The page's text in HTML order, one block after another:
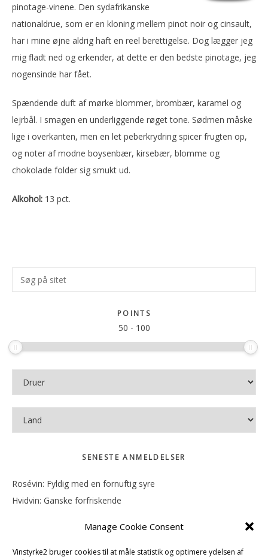
Manage Cookie Consent
Vinstyrke2 bruger cookies til at måle statistik og optimere ydelsen af
pinotage-vinene. Den sydafrikanske
nationaldrue, som er en kloning mellem pinot noir og cinsault,
har i mine øjne aldrig haft en reel berettigelse. Dog lægger jeg
mig fladt ned og erkender, at dette er den bedste pinotage, jeg
nogensinde har fået.
Spændende duft af mørke blommer, brombær, karamel og
lejrbål. I smagen en underliggende røget tone. Sødmen måske
lige i overkanten, men en let peberkrydring spicer frugten op,
og noter af modne boysenbær, kirsebær, blomme og
chokolade folder sig smukt ud.
Alkohol: 13 pct.
Primær
Sidebar
Søg
på
POINTS
50 - 100
SENESTE ANMELDELSER
Rosévin: Fyldig med en fornuftig syre
Hvidvin: Ganske forfriskende
Hvidvin: Smørfedme og tropisk sødme
Rosévin: Blød, rund og sødladen